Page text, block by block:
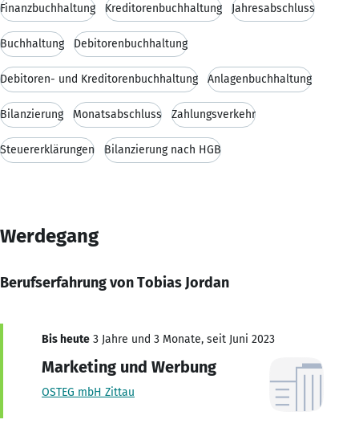
Finanzbuchhaltung Kreditorenbuchhaltung Jahresabschluss
Buchhaltung Debitorenbuchhaltung
Debitoren- und Kreditorenbuchhaltung Anlagenbuchhaltung
Bilanzierung Monatsabschluss Zahlungsverkehr
Steuererklärungen Bilanzierung nach HGB
Werdegang
Berufserfahrung von Tobias Jordan
Bis heute 3 Jahre und 3 Monate, seit Juni 2023
Marketing und Werbung
OSTEG mbH Zittau